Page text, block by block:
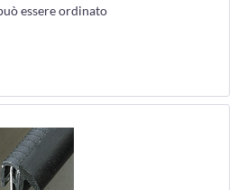
essere ordinato